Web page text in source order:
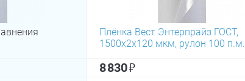
Плёнка Вест Энтерпрайз ГОСТ,
1500х2х120 мкм, рулон 100 п.м.
8 830₽